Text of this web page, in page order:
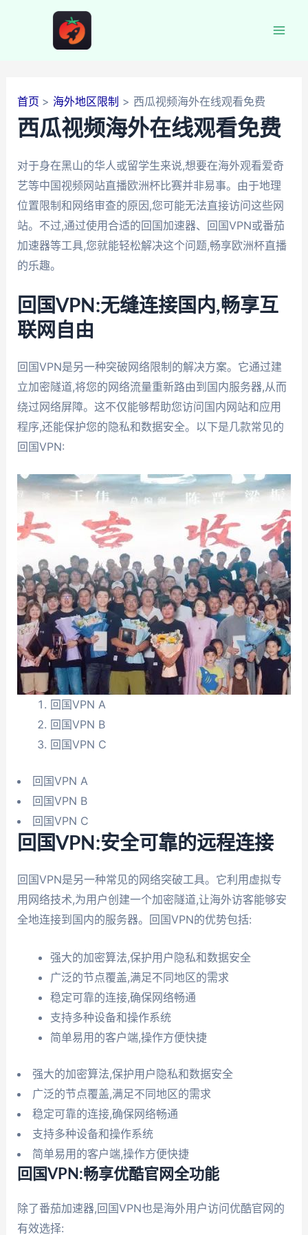
首页 海外地区限制 西瓜视频海外在线观看免费
西瓜视频海外在线观看免费
对于身在黑山的华人或留学生来说,想要在海外观看爱奇
艺等中国视频网站直播欧洲杯比赛并非易事。由于地理
位置限制和网络审查的原因,您可能无法直接访问这些网
站。不过,通过使用合适的回国加速器、回国VPN或番茄
加速器等工具,您就能轻松解决这个问题,畅享欧洲杯直播
的乐趣。
回国VPN:无缝连接国内,畅享互
联网自由
回国VPN是另一种突破网络限制的解决方案。它通过建
立加密隧道,将您的网络流量重新路由到国内服务器,从而
绕过网络屏障。这不仅能够帮助您访问国内网站和应用
程序,还能保护您的隐私和数据安全。以下是几款常见的
回国VPN:
回国VPN A
回国VPN B
回国VPN C
回国VPN A
回国VPN B
回国VPN C
回国VPN:安全可靠的远程连接
回国VPN是另一种常见的网络突破工具。它利用虚拟专
用网络技术,为用户创建一个加密隧道,让海外访客能够安
全地连接到国内的服务器。回国VPN的优势包括:
强大的加密算法,保护用户隐私和数据安全
广泛的节点覆盖,满足不同地区的需求
稳定可靠的连接,确保网络畅通
支持多种设备和操作系统
简单易用的客户端,操作方便快捷
强大的加密算法,保护用户隐私和数据安全
广泛的节点覆盖,满足不同地区的需求
稳定可靠的连接,确保网络畅通
支持多种设备和操作系统
简单易用的客户端,操作方便快捷
回国VPN:畅享优酷官网全功能
除了番茄加速器,回国VPN也是海外用户访问优酷官网的
有效选择: